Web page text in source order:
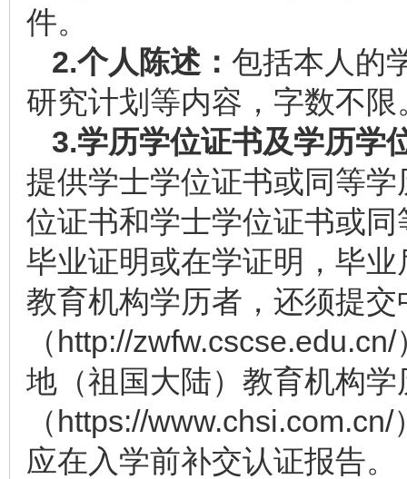
件。
2.个人陈述： 包括本人的
研究计划等内容，字数不限
3.学历学位证书及学历学
提供学士学位证书或同等
位证书和学士学位证书或
毕业证明或在学证明，毕
教育机构学历者，还须提
（http://zwfw.cscse.edu.cn/
地（祖国大陆）教育机构
（https://www.chsi.com.cn/
应在入学前补交认证报告。